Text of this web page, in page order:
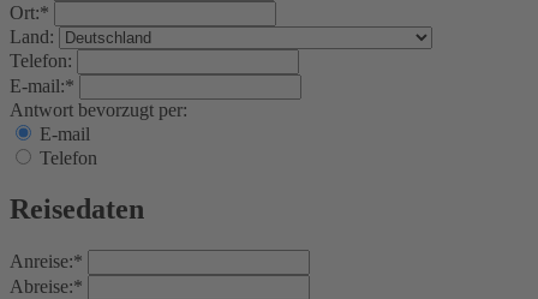
Ort:*
Land:
Telefon:
E-mail:*
Antwort bevorzugt per:
E-mail
Telefon
Reisedaten
Anreise:*
Abreise:*